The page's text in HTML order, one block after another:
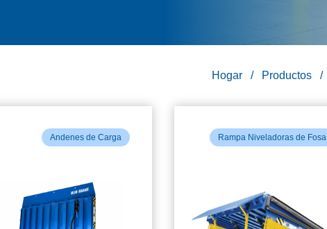
Hogar Productos
Andenes de Carga Rampa Niveladoras de Fosa